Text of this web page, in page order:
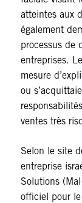
atteintes aux
également
processus de
entreprises.
mesure
ou
ventes très
Selon le site
entreprise
Solutions
officiel pour